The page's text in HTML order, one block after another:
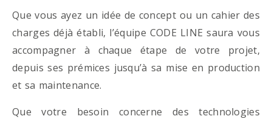
Que vous ayez un idée de concept ou un cahier des
charges déjà établi, l’équipe CODE LINE saura vous
accompagner à chaque étape de votre projet,
depuis ses prémices jusqu’à sa mise en production
et sa maintenance.
Que votre besoin concerne des technologies